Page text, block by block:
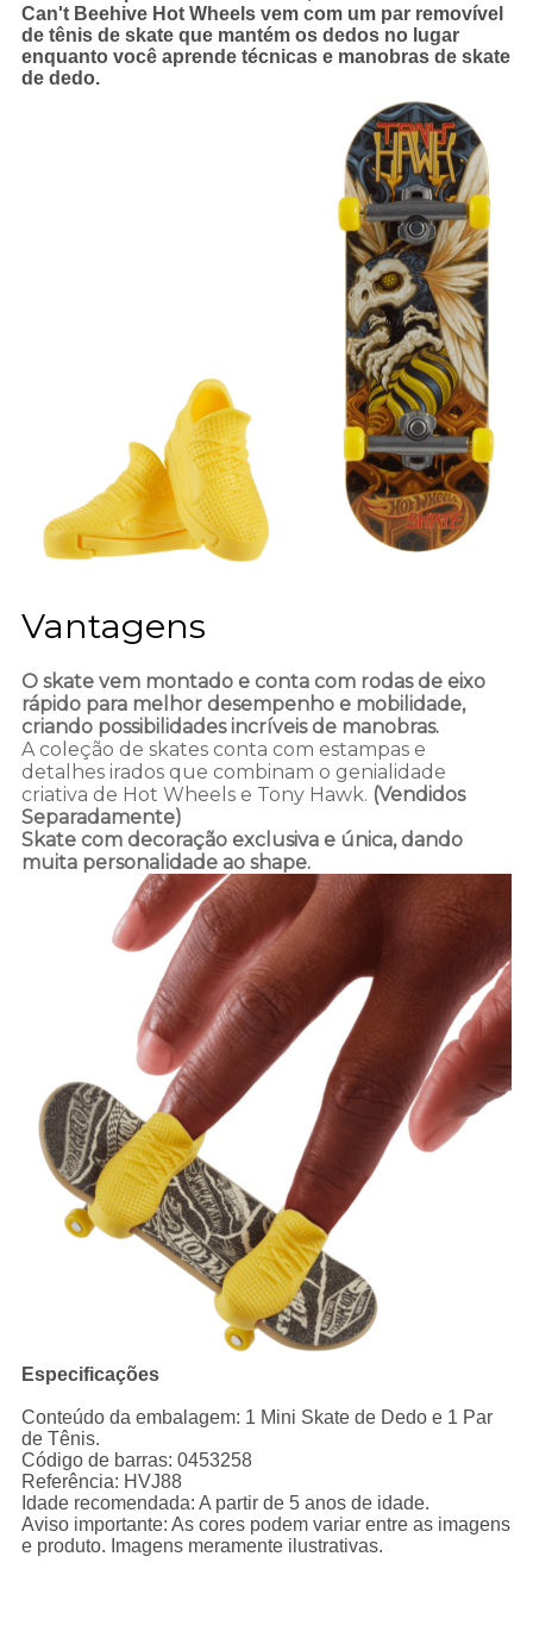
Can't Beehive Hot Wheels vem com um par removível
de tênis de skate que mantém os dedos no lugar
enquanto você aprende técnicas e manobras de skate
de dedo.
Vantagens
O skate vem montado e conta com rodas de eixo
rápido para melhor desempenho e mobilidade,
criando possibilidades incríveis de manobras.
A coleção de skates conta com estampas e
detalhes irados que combinam o genialidade
criativa de Hot Wheels e Tony Hawk. (Vendidos
Separadamente)
Skate com decoração exclusiva e única, dando
muita personalidade ao shape.
Especificações
Conteúdo da embalagem: 1 Mini Skate de Dedo e 1 Par
de Tênis.
Código de barras: 0453258
Referência: HVJ88
Idade recomendada: A partir de 5 anos de idade.
Aviso importante: As cores podem variar entre as imagens
e produto. Imagens meramente ilustrativas.